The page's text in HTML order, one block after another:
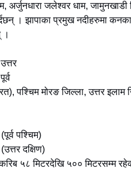
अर्जुनधारा जलेश्वर धाम,
। झापाका प्रमुख नदीहरुमा
।
पश्चिम मोरङ जिल्ला, उत्तर इलाम
पश्चिम)
दक्षिण)
मिटरदेखि ५०० मिटरसम्म